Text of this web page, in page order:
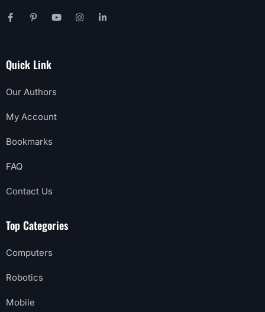
Quick Link
Our Authors
My Account
Bookmarks
FAQ
Contact Us
Top Categories
Computers
Robotics
Mobile